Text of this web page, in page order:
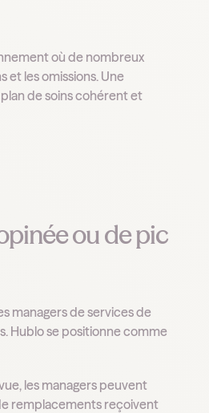
où de nombreux
les omissions. Une
de soins cohérent et
ou de pic
managers de services de
Hublo se positionne comme
les managers peuvent
remplacements reçoivent